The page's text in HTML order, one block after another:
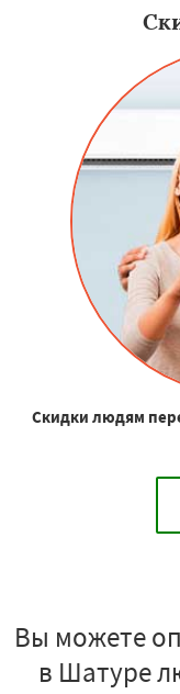
Скидки людям
Вы можете
в Шатуре